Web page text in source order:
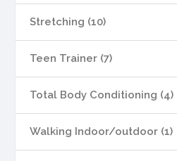
Stretching (10)
Teen Trainer (7)
Total Body Conditioning (4)
Walking Indoor/outdoor (1)